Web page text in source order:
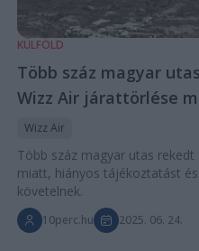
KÜLFÖLD
Több száz magyar
Wizz Air járattörlése
Wizz Air
Több száz magyar utas
miatt, hiányos tájékoztatást
követelnek.
10perc.hu 2025. 06. 24.